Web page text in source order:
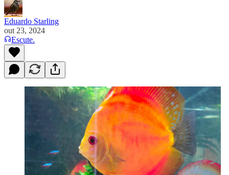
Eduardo Starling
out 23, 2024
Escute.